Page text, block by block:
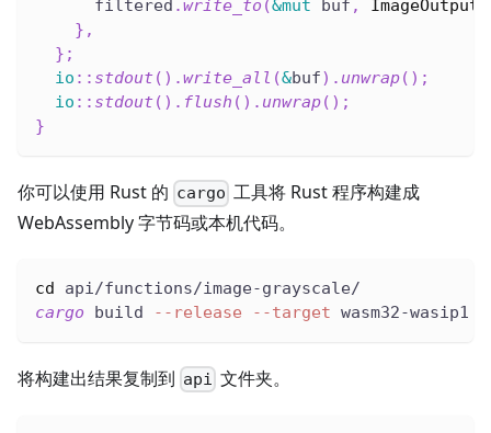
      filtered
.write_to (&mut buf ,
} ,
} ;
io :: stdout ( ) .write_all (&buf) . unwrap( ) ;
io :: stdout ( ) . flush ( ) . unwrap( ) ;
}
你可以使用 Rust 的 cargo 工具将 Rust 程序构建成
WebAssembly 字节码或本机代码。
cd api/functions/image-grayscale/
cargo build --release --target wasm32-wasip1
将构建出结果复制到 api 文件夹。